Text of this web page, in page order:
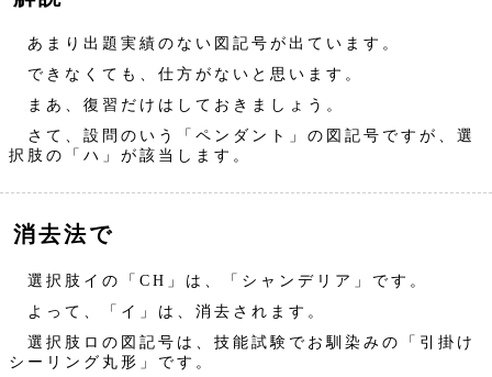
あまり出題実績のない図記号が出ています。
できなくても、仕方がないと思います。
まあ、復習だけはしておきましょう。
さて、設問のいう「ペンダント」の図記号ですが、選
択肢の「ハ」が該当します。
消去法で
選択肢イの「CH」は、「シャンデリア」です。
よって、「イ」は、消去されます。
選択肢ロの図記号は、技能試験でお馴染みの「引掛け
シーリング丸形」です。